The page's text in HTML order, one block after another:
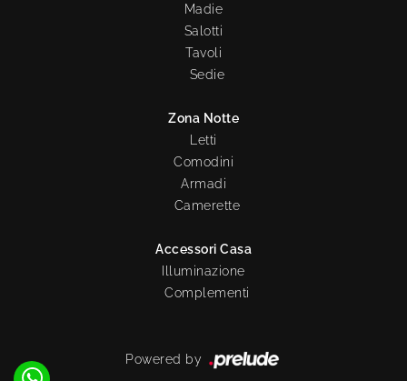
Madie
Salotti
Tavoli
Sedie
Zona Notte
Letti
Comodini
Armadi
Camerette
Accessori Casa
Illuminazione
Complementi
Powered by